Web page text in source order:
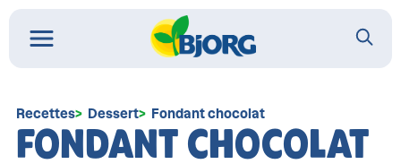
Recettes Dessert Fondant chocolat
FONDANT CHOCOLAT